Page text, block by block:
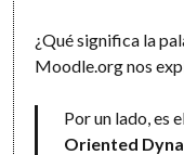
¿Qué significa la
Moodle.org nos
Por un lado, es
Oriented